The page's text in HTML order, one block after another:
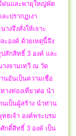
ฝนและพายุใหญ่พัด
ะปรากฏเงา
งจึงสั่งให้เจาะ
ะองค์ ด้วยเหตุนี้จึง
สักสิทธิ์ 3 องค์ และ
งจามเทวี ณ วัด
นอันเป็นความเชื่อ
างท่องเที่ยวต่อ นำ
เป็นผู้สร้าง นำท่าน
ธเจ้า องค์พระบรม
กดิ์สิทธิ์ 3 องค์ เป็น